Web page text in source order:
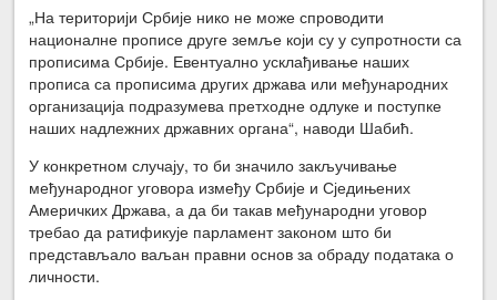
„На територији Србије нико не може спроводити
националне прописе друге земље који су у супротности са
прописима Србије. Евентуално усклађивање наших
прописа са прописима других држава или међународних
организација подразумева претходне одлуке и поступке
наших надлежних државних органа“, наводи Шабић.
У конкретном случају, то би значило закључивање
међународног уговора између Србије и Сједињених
Америчких Држава, а да би такав међународни уговор
требао да ратификује парламент законом што би
представљало ваљан правни основ за обраду података о
личности.